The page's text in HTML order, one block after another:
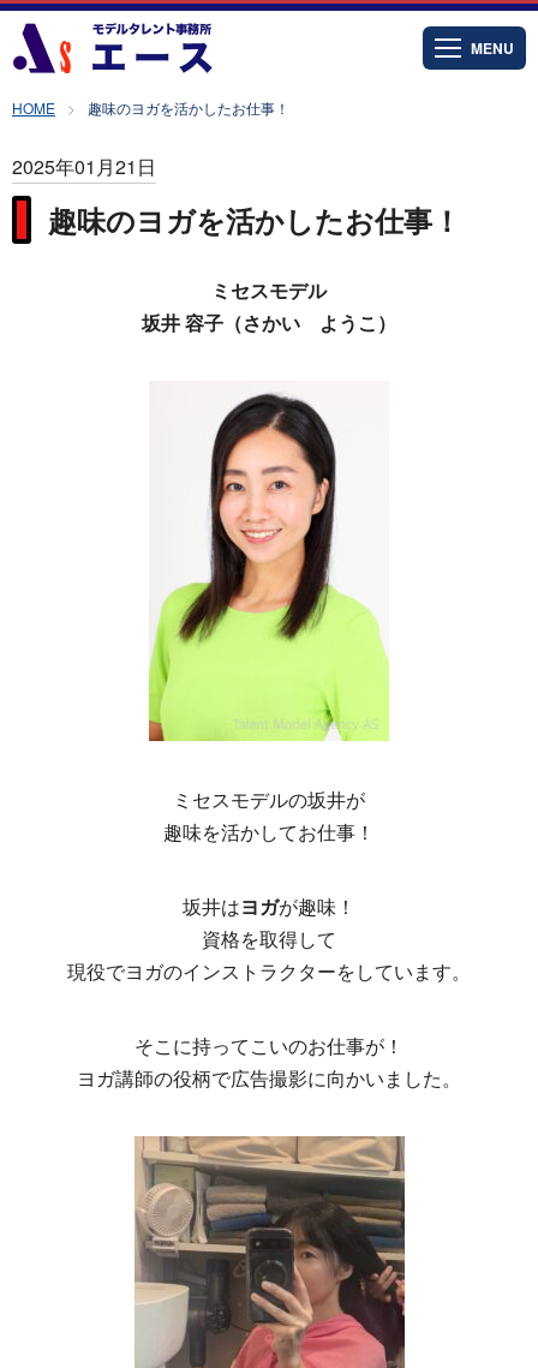
MENU
HOME 趣味のヨガを活かしたお仕事！
2025年01月21日
趣味のヨガを活かしたお仕事！
ミセスモデル
坂井 容子（さかい ようこ）
ミセスモデルの坂井が
趣味を活かしてお仕事！
坂井はヨガが趣味！
資格を取得して
現役でヨガのインストラクターをしています。
そこに持ってこいのお仕事が！
ヨガ講師の役柄で広告撮影に向かいました。